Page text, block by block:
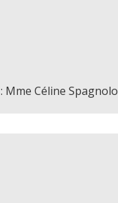
: Mme Céline Spagnolo